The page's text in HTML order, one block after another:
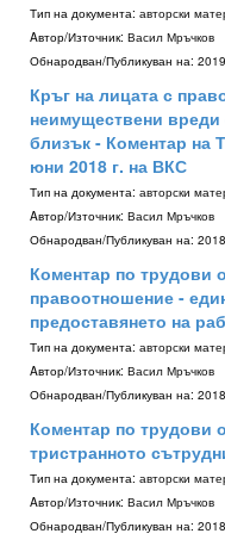
Тип на документа: авторски
Aвтор/Източник: Васил Мръчков
Обнародван/Публикуван на:
Кръг на лицата с
неимуществени вреди
близък - Коментар на
юни 2018 г. на ВКС
Тип на документа: авторски
Aвтор/Източник: Васил Мръчков
Обнародван/Публикуван на:
Коментар по трудови
правоотношение -
предоставянето на
Тип на документа: авторски
Aвтор/Източник: Васил Мръчков
Обнародван/Публикуван на:
Коментар по трудови
тристранното
Тип на документа: авторски
Aвтор/Източник: Васил Мръчков
Обнародван/Публикуван на: